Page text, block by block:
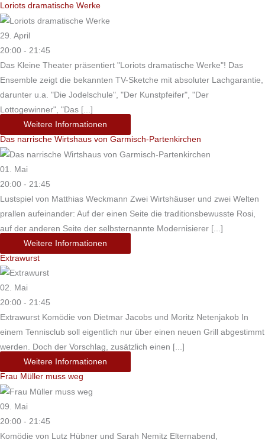
Loriots dramatische Werke
29. April
20:00 - 21:45
Das Kleine Theater präsentiert "Loriots dramatische Werke"! Das
Ensemble zeigt die bekannten TV-Sketche mit absoluter Lachgarantie,
darunter u.a. "Die Jodelschule", "Der Kunstpfeifer", "Der
Lottogewinner", "Das [...]
Weitere Informationen
Das narrische Wirtshaus von Garmisch-Partenkirchen
01. Mai
20:00 - 21:45
Lustspiel von Matthias Weckmann Zwei Wirtshäuser und zwei Welten
prallen aufeinander: Auf der einen Seite die traditionsbewusste Rosi,
auf der anderen Seite der selbsternannte Modernisierer [...]
Weitere Informationen
Extrawurst
02. Mai
20:00 - 21:45
Extrawurst Komödie von Dietmar Jacobs und Moritz Netenjakob In
einem Tennisclub soll eigentlich nur über einen neuen Grill abgestimmt
werden. Doch der Vorschlag, zusätzlich einen [...]
Weitere Informationen
Frau Müller muss weg
09. Mai
20:00 - 21:45
Komödie von Lutz Hübner und Sarah Nemitz Elternabend,